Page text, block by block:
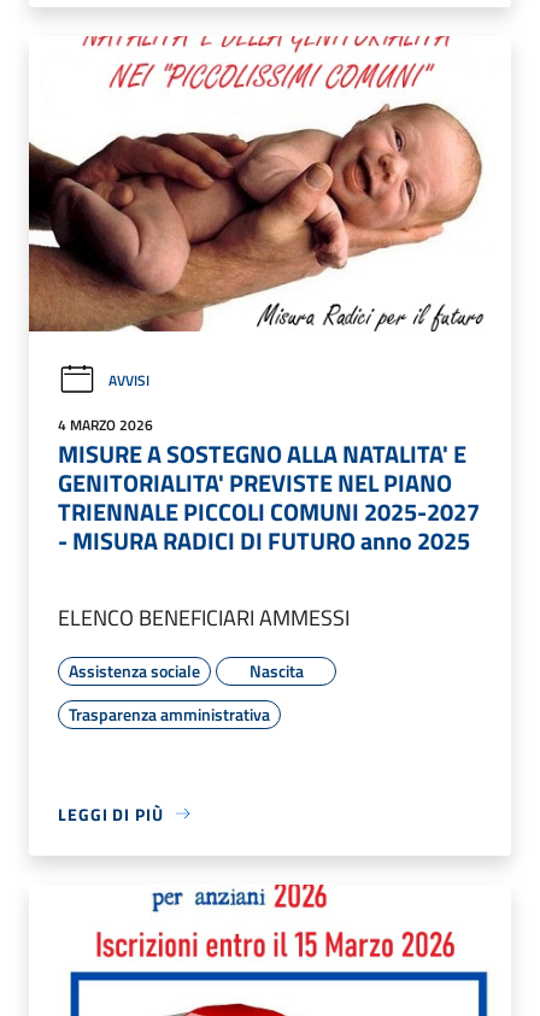
AVVISI
4 MARZO 2026
MISURE A SOSTEGNO ALLA NATALITA' E
GENITORIALITA' PREVISTE NEL PIANO
TRIENNALE PICCOLI COMUNI 2025-2027
- MISURA RADICI DI FUTURO anno 2025
ELENCO BENEFICIARI AMMESSI
Assistenza sociale
Nascita
Trasparenza amministrativa
LEGGI DI PIÙ